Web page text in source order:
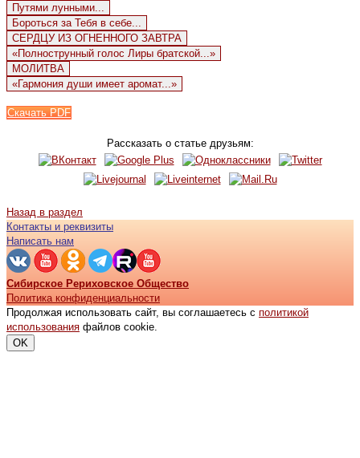
Путями лунными...
Бороться за Тебя в себе...
СЕРДЦУ ИЗ ОГНЕННОГО ЗАВТРА
«Полнострунный голос Лиры братской...»
МОЛИТВА
«Гармония души имеет аромат...»
Скачать PDF
Рассказать о статье друзьям:
Назад в раздел
Контакты и реквизиты
Написать нам
Сибирское Рериховское Общество
Политика конфиденциальности
Продолжая использовать сайт, вы соглашаетесь с политикой
использования файлов cookie.
OK